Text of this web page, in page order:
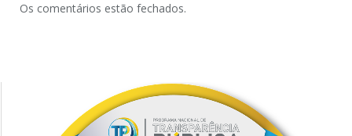
Os comentários estão fechados.